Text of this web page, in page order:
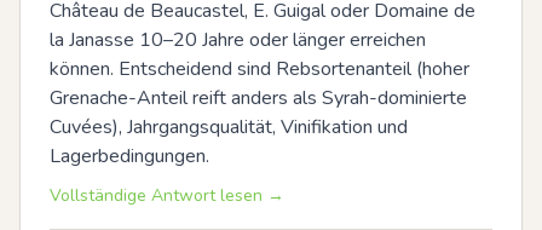
Château de Beaucastel, E. Guigal oder Domaine de
la Janasse 10–20 Jahre oder länger erreichen
können. Entscheidend sind Rebsortenanteil (hoher
Grenache-Anteil reift anders als Syrah-dominierte
Cuvées), Jahrgangsqualität, Vinifikation und
Lagerbedingungen.
Vollständige Antwort lesen →